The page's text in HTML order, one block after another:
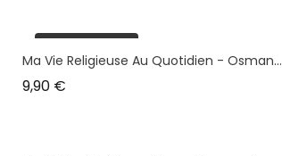
plus en stock
Ma Vie Religieuse Au Quotidien - Osman...
9,90 €